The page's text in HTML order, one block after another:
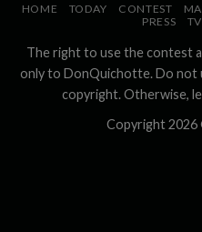
HOME TODAY CONTEST
PRESS
TV
The right to use the contest
only to DonQuichotte. Do not
copyright. Otherwise,
Copyright